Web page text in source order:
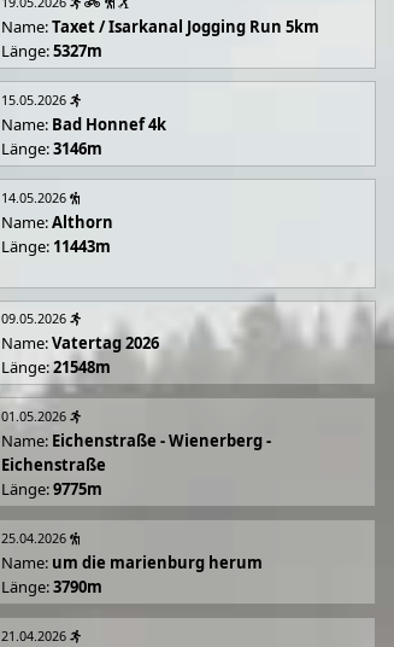
Name:Taxet / Isarkanal Jogging Run 5km
Länge:5327m
15.05.2026
Name: Bad Honnef 4k
Länge:3146m
14.05.2026
Name:Althorn
Länge: 11443m
09.05.2026
Name:Vatertag 2026
Länge:21548m
01.05.2026
Name: Eichenstraße - Wienerberg -
Eichenstraße
Länge:9775m
25.04.2026
Name: um die marienburg herum
Länge:3790m
21.04.2026